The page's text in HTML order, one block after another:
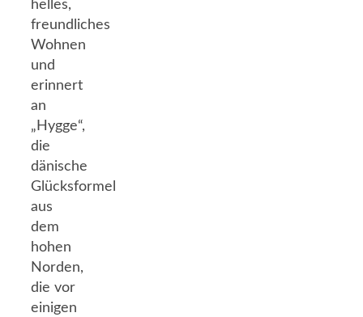
helles,
freundliches
Wohnen
und
erinnert
an
„Hygge“,
die
dänische
Glücksformel
aus
dem
hohen
Norden,
die vor
einigen